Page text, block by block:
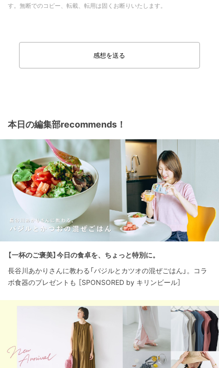
す。無断でのコピー、転載、転用は固くお断りいたします。
感想を送る
本日の編集部recommends！
【一杯のご褒美】今日の食卓を、ちょっと特別に。
長谷川あかりさんに教わる「バジルとカツオの混ぜごはん」。コラ
ボ食器のプレゼントも ［SPONSORED by キリンビール］